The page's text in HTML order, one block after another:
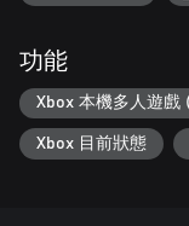
功能
Xbox 本機多人遊戲
Xbox 目前狀態